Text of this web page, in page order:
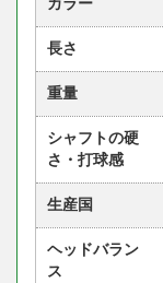
カラー
長さ
重量
シャフトの硬
さ・打球感
生産国
ヘッドバラン
ス